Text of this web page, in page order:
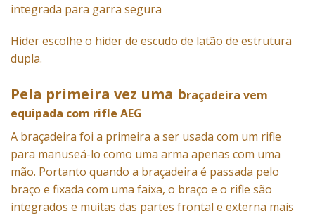
integrada para garra segura
Hider escolhe o hider de escudo de latão de estrutura
dupla.
Pela primeira vez uma braçadeira vem
equipada com rifle AEG
A braçadeira foi a primeira a ser usada com um rifle
para manuseá-lo como uma arma apenas com uma
mão. Portanto quando a braçadeira é passada pelo
braço e fixada com uma faixa, o braço e o rifle são
integrados e muitas das partes frontal e externa mais